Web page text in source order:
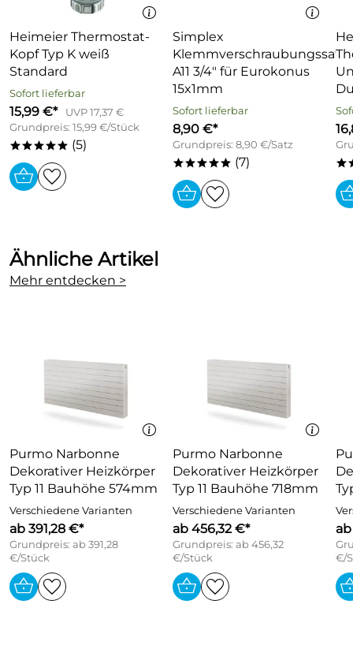
Einbrennlackierung, Lackierung entsprechend
Betriebsdruck: 5bar, max. 110°C
Auf Anfrage 8bar Betreibsdruck möglich
Lieferung inklusive Blind- und Entlüftungsstopfen
Bautiefe: 93mm
mit rückseitig aufgeschweißten Laschen
Bauhöhe: 646mm (9 Elemente)
Nabenabstand 606mm
Kompaktheizkörper (Austauschheizkörper)
Heimeier Thermostat-
Kopf Typ K weiß
Standard
Sofort lieferbar
15,99 €*
UVP 17,37 €
Grundpreis: 15,99 €/Stück
***** (5)
Simplex
Klemmverschraubungssatz
A11 3/4" für Eurokonus
15x1mm
Sofort lieferbar
8,90 €*
Grundpreis: 8,90 €/Satz
***** (7)
Ähnliche Artikel
Mehr entdecken >
Purmo Narbonne
Dekorativer Heizkörper
Typ 11 Bauhöhe 574mm
Verschiedene Varianten
ab 391,28 €*
Grundpreis: ab 391,28
€/Stück
Purmo Narbonne
Dekorativer Heizkörper
Typ 11 Bauhöhe 718mm
Verschiedene Varianten
ab 456,32 €*
Grundpreis: ab 456,32
€/Stück
€/